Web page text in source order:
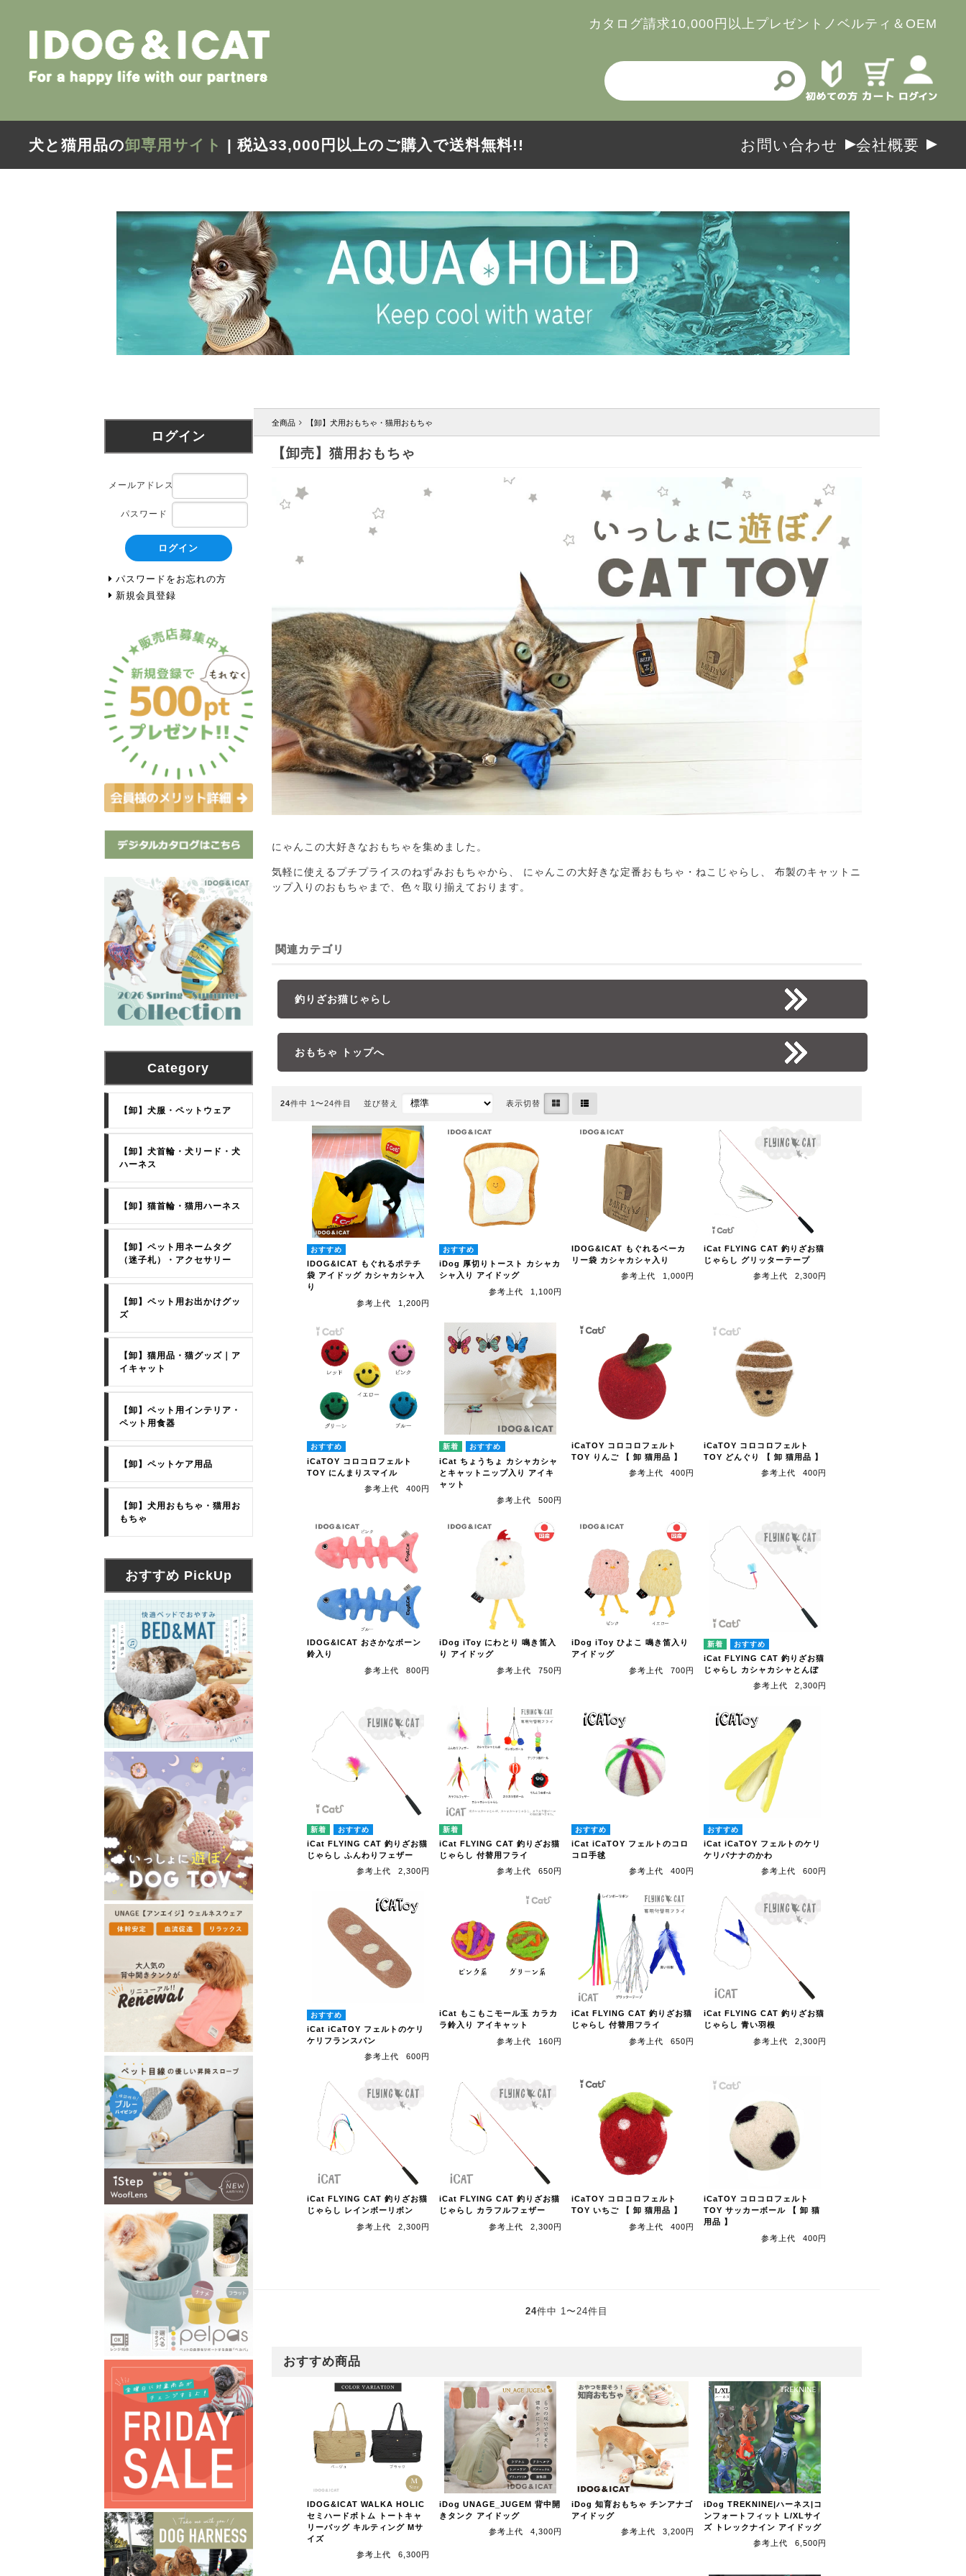
カタログ請求10,000円以上プレゼント ノベルティ＆OEM
犬と猫用品の卸専用サイト | 税込33,000円以上のご購入で送料無料!! お問い合わせ 会社概要
全商品 【卸】犬用おもちゃ・猫用おもちゃ
【卸売】猫用おもちゃ
にゃんこの大好きなおもちゃを集めました。
気軽に使えるプチプライスのねずみおもちゃから、 にゃんこの大好きな定番おもちゃ・ねこじゃらし、 布製のキャットニ
ップ入りのおもちゃまで、色々取り揃えております。
関連カテゴリ
釣りざお猫じゃらし
おもちゃ トップへ
24件中 1〜24件目 並び替え 表示切替
IDOG&ICAT もぐれるポテチ
袋 アイドッグ カシャカシャ入
り
参考上代
1,200円
iDog 厚切りトースト カシャカ
シャ入り アイドッグ
参考上代
1,100円
IDOG&ICAT もぐれるベーカ
リー袋 カシャカシャ入り
参考上代
1,000円
iCat FLYING CAT 釣りざお猫
じゃらし グリッターテープ
参考上代
2,300円
iCaTOY コロコロフェルト
TOY にんまりスマイル
参考上代
400円
iCat ちょうちょ カシャカシャ
とキャットニップ入り アイキ
ャット
参考上代
500円
iCaTOY コロコロフェルト
TOY りんご 【 卸 猫用品 】
参考上代
400円
iCaTOY コロコロフェルト
TOY どんぐり 【 卸 猫用品 】
参考上代
400円
IDOG&ICAT おさかなボーン
鈴入り
参考上代
800円
iDog iToy にわとり 鳴き笛入
り アイドッグ
参考上代
750円
iDog iToy ひよこ 鳴き笛入り
アイドッグ
参考上代
700円
iCat FLYING CAT 釣りざお猫
じゃらし カシャカシャとんぼ
参考上代
2,300円
iCat FLYING CAT 釣りざお猫
じゃらし ふんわりフェザー
参考上代
2,300円
iCat FLYING CAT 釣りざお猫
じゃらし 付替用フライ
参考上代
650円
iCat iCaTOY フェルトのコロ
コロ手毬
参考上代
400円
iCat iCaTOY フェルトのケリ
ケリバナナのかわ
参考上代
600円
iCat iCaTOY フェルトのケリ
ケリフランスパン
参考上代
600円
iCat もこもこモール玉 カラカ
ラ鈴入り アイキャット
参考上代
160円
iCat FLYING CAT 釣りざお猫
じゃらし 付替用フライ
参考上代
650円
iCat FLYING CAT 釣りざお猫
じゃらし 青い羽根
参考上代
2,300円
iCat FLYING CAT 釣りざお猫
じゃらし レインボーリボン
参考上代
2,300円
iCat FLYING CAT 釣りざお猫
じゃらし カラフルフェザー
参考上代
2,300円
iCaTOY コロコロフェルト
TOY いちご 【 卸 猫用品 】
参考上代
400円
iCaTOY コロコロフェルト
TOY サッカーボール 【 卸 猫
用品 】
参考上代
400円
24件中 1〜24件目
おすすめ商品
IDOG&ICAT WALKA HOLIC
セミハードボトム トートキャ
リーバッグ キルティング Mサ
イズ
参考上代
6,300円
iDog UNAGE_JUGEM 背中開
きタンク アイドッグ
参考上代
4,300円
iDog 知育おもちゃ チンアナゴ
アイドッグ
参考上代
3,200円
iDog TREKNINE|ハーネス|コ
ンフォートフィット L/XLサイ
ズ トレックナイン アイドッグ
参考上代
6,500円
ログイン
メールアドレス
パスワード
ログイン
パスワードをお忘れの方
新規会員登録
Category
【卸】犬服・ペットウェア
【卸】犬首輪・犬リード・犬
ハーネス
【卸】猫首輪・猫用ハーネス
【卸】ペット用ネームタグ
（迷子札）・アクセサリー
【卸】ペット用お出かけグッ
ズ
【卸】猫用品・猫グッズ｜ア
イキャット
【卸】ペット用インテリア・
ペット用食器
【卸】ペットケア用品
【卸】犬用おもちゃ・猫用お
もちゃ
おすすめ PickUp